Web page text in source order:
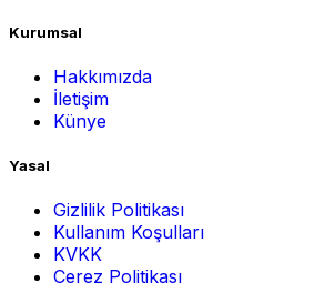
Kurumsal
Hakkımızda
İletişim
Künye
Yasal
Gizlilik Politikası
Kullanım Koşulları
KVKK
Çerez Politikası